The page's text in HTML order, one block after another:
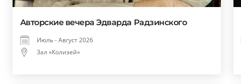
Авторские вечера Эдварда Радзинского
Июль - Август 2026
Зал «Колизей»